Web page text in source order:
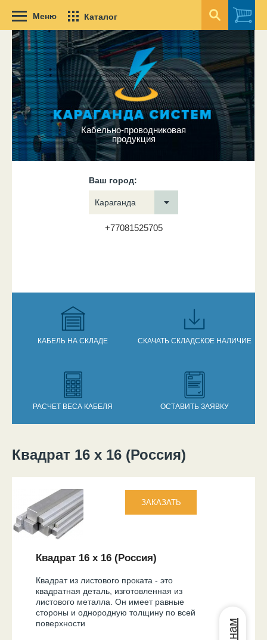
Меню Каталог
Кабельно-проводниковая
продукция
Ваш город:
Караганда
+77081525705
КАБЕЛЬ НА СКЛАДЕ СКАЧАТЬ СКЛАДСКОЕ НАЛИЧИЕ
РАСЧЕТ ВЕСА КАБЕЛЯ ОСТАВИТЬ ЗАЯВКУ
Вы здесь
Квадрат 16 х 16 (Россия)
Квадрат 16 х 16 (Россия)
Квадрат из листового проката - это
квадратная деталь, изготовленная из
листового металла. Он имеет равные
стороны и однородную толщину по всей
поверхности